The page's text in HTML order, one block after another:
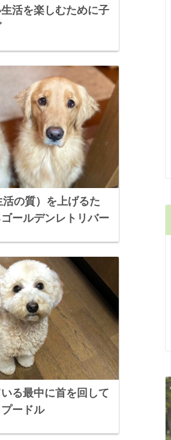
活を楽しむために子
の質）を上げるた
ールデンレトリバー
る最中に首を回して
ードル